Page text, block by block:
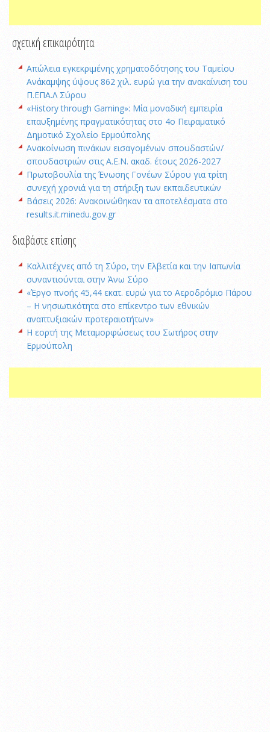
σχετική επικαιρότητα
Απώλεια εγκεκριμένης χρηματοδότησης του Ταμείου
Ανάκαμψης ύψους 862 χιλ. ευρώ για την ανακαίνιση του
Π.ΕΠΑ.Λ Σύρου
«History through Gaming»: Μία μοναδική εμπειρία
επαυξημένης πραγματικότητας στο 4ο Πειραματικό
Δημοτικό Σχολείο Ερμούπολης
Ανακοίνωση πινάκων εισαγομένων σπουδαστών/
σπουδαστριών στις Α.Ε.Ν. ακαδ. έτους 2026-2027
Πρωτοβουλία της Ένωσης Γονέων Σύρου για τρίτη
συνεχή χρονιά για τη στήριξη των εκπαιδευτικών
Βάσεις 2026: Ανακοινώθηκαν τα αποτελέσματα στο
results.it.minedu.gov.gr
διαβάστε επίσης
Καλλιτέχνες από τη Σύρο, την Ελβετία και την Ιαπωνία
συναντιούνται στην Άνω Σύρο
«Έργο πνοής 45,44 εκατ. ευρώ για το Αεροδρόμιο Πάρου
– Η νησιωτικότητα στο επίκεντρο των εθνικών
αναπτυξιακών προτεραιοτήτων»
Η εορτή της Μεταμορφώσεως του Σωτήρος στην
Ερμούπολη